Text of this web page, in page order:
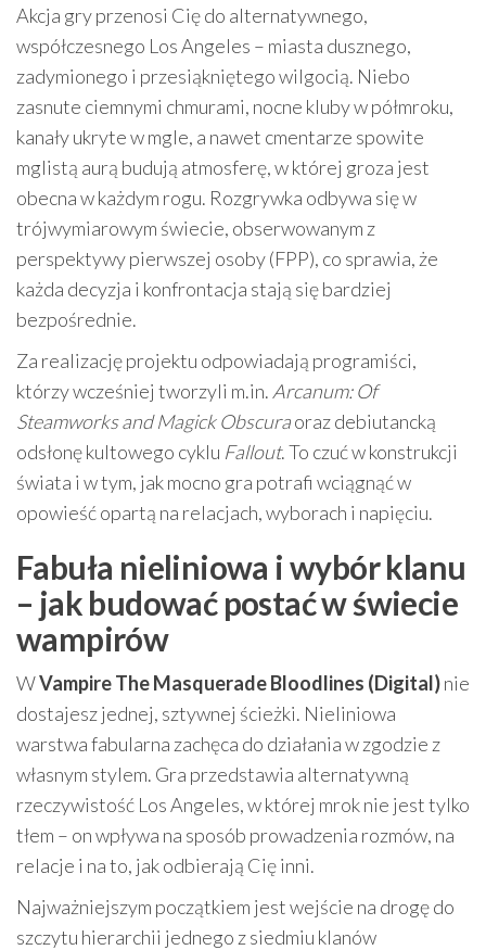
Akcja gry przenosi Cię do alternatywnego,
współczesnego Los Angeles – miasta dusznego,
zadymionego i przesiąkniętego wilgocią. Niebo
zasnute ciemnymi chmurami, nocne kluby w półmroku,
kanały ukryte w mgle, a nawet cmentarze spowite
mglistą aurą budują atmosferę, w której groza jest
obecna w każdym rogu. Rozgrywka odbywa się w
trójwymiarowym świecie, obserwowanym z
perspektywy pierwszej osoby (FPP), co sprawia, że
każda decyzja i konfrontacja stają się bardziej
bezpośrednie.
Za realizację projektu odpowiadają programiści,
którzy wcześniej tworzyli m.in. Arcanum: Of
Steamworks and Magick Obscuraoraz debiutancką
odsłonę kultowego cyklu Fallout. To czuć w konstrukcji
świata i w tym, jak mocno gra potrafi wciągnąć w
opowieść opartą na relacjach, wyborach i napięciu.
Fabuła nieliniowa i wybór klanu
– jak budować postać w świecie
wampirów
WVampire The Masquerade Bloodlines (Digital)nie
dostajesz jednej, sztywnej ścieżki. Nieliniowa
warstwa fabularna zachęca do działania w zgodzie z
własnym stylem. Gra przedstawia alternatywną
rzeczywistość Los Angeles, w której mrok nie jest tylko
tłem – on wpływa na sposób prowadzenia rozmów, na
relacje i na to, jak odbierają Cię inni.
Najważniejszym początkiem jest wejście na drogę do
szczytu hierarchii jednego z siedmiu klanów